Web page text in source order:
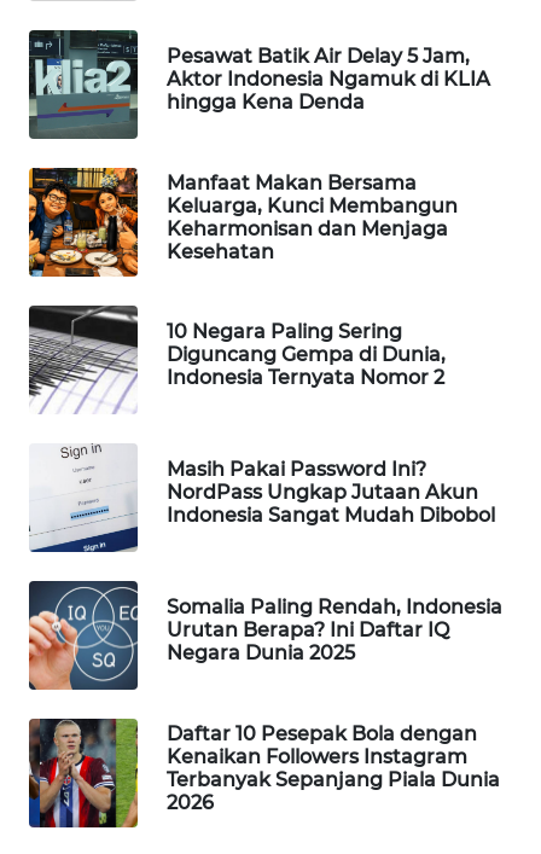
Pesawat Batik Air Delay 5 Jam,
Aktor Indonesia Ngamuk di KLIA
hingga Kena Denda
Manfaat Makan Bersama
Keluarga, Kunci Membangun
Keharmonisan dan Menjaga
Kesehatan
10 Negara Paling Sering
Diguncang Gempa di Dunia,
Indonesia Ternyata Nomor 2
Masih Pakai Password Ini?
NordPass Ungkap Jutaan Akun
Indonesia Sangat Mudah Dibobol
Somalia Paling Rendah, Indonesia
Urutan Berapa? Ini Daftar IQ
Negara Dunia 2025
Daftar 10 Pesepak Bola dengan
Kenaikan Followers Instagram
Terbanyak Sepanjang Piala Dunia
2026
WAHANA
TRAVEL
WAHANA
TV
WAHANANEWS
ID
WAHANANEWS
CO ID
WAHANANEWS
WAHANA
SPORT
WAHANA
UMKM
WAHANA
WAHANA
PERSONA